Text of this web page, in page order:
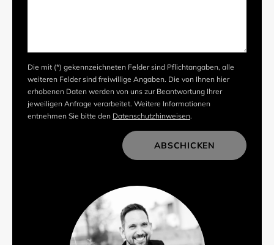
Die mit (*) gekennzeichneten Felder sind Pflichtangaben, alle
weiteren Felder sind freiwillige Angaben. Die von Ihnen hier
erhobenen Daten werden von uns zur Beantwortung Ihrer
jeweiligen Anfrage verarbeitet. Weitere Informationen
entnehmen Sie bitte den Datenschutzhinweisen.
ABSCHICKEN